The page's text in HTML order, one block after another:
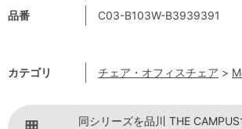
品番
C03-B103W-B3939391
カテゴリ チェア・オフィスチェア >
同シリーズを品川 THE